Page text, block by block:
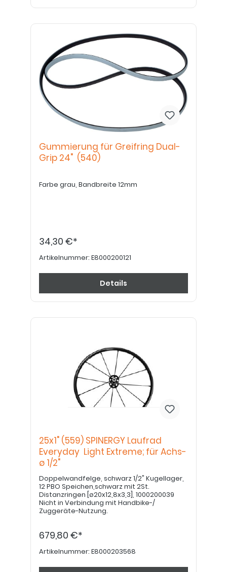
Gummierung für Greifring Dual-
Grip 24" (540)
Farbe grau, Bandbreite 12mm
34,30 €*
Artikelnummer: E8000200121
Details
25x1" (559) SPINERGY Laufrad
Everyday Light Extreme; für Achs-
ø 1/2"
Doppelwandfelge, schwarz 1/2" Kugellager,
12 PBO Speichen,schwarz mit 2St.
Distanzringen [ø20x12,8x3,3], 1000200039
Nicht in Verbindung mit Handbike-/
Zuggeräte-Nutzung.
679,80 €*
Artikelnummer: E8000203568